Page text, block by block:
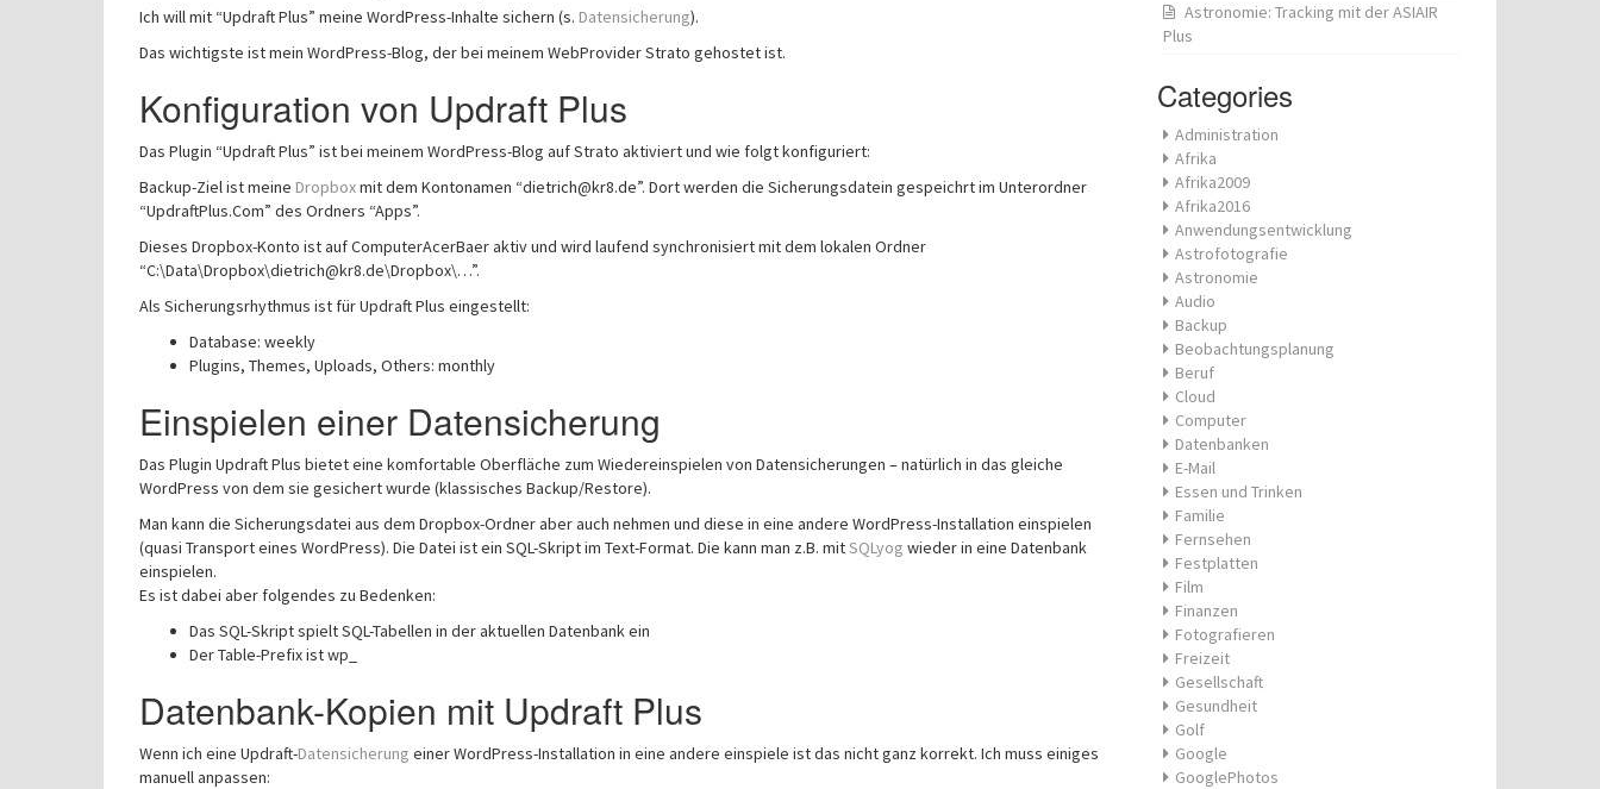
Ich will mit “Updraft Plus” meine WordPress-Inhalte sichern (s. Datensicherung).
Das wichtigste ist mein WordPress-Blog, der bei meinem WebProvider Strato gehostet ist.
Konfiguration von Updraft Plus
Das Plugin “Updraft Plus” ist bei meinem WordPress-Blog auf Strato aktiviert und wie folgt konfiguriert:
Backup-Ziel ist meine Dropboxmit dem Kontonamen “dietrich@kr8.de”. Dort werden die Sicherungsdatein gespeichrt im Unterordner
“UpdraftPlus.Com” des Ordners “Apps”.
Dieses Dropbox-Konto ist auf ComputerAcerBaer aktiv und wird laufend synchronisiert mit dem lokalen Ordner
“C:\Data\Dropbox\dietrich@kr8.de\Dropbox\…”.
Als Sicherungsrhythmus ist für Updraft Plus eingestellt:
Database: weekly
Plugins, Themes, Uploads, Others: monthly
Einspielen einer Datensicherung
Das Plugin Updraft Plus bietet eine komfortable Oberfläche zum Wiedereinspielen von Datensicherungen – natürlich in das gleiche
WordPress von dem sie gesichert wurde (klassisches Backup/Restore).
Man kann die Sicherungsdatei aus dem Dropbox-Ordner aber auch nehmen und diese in eine andere WordPress-Installation einspielen
(quasi Transport eines WordPress). Die Datei ist ein SQL-Skript im Text-Format. Die kann man z.B. mitSQLyog wieder in eine Datenbank
einspielen.
Es ist dabei aber folgendes zu Bedenken:
Das SQL-Skript spielt SQL-Tabellen in der aktuellen Datenbank ein
Der Table-Prefix ist wp_
Datenbank-Kopien mit Updraft Plus
Wenn ich eine Updraft-Datensicherung einer WordPress-Installation in eine andere einspiele ist das nicht ganz korrekt. Ich muss einiges
manuell anpassen:
Astronomie: Tracking mit der ASIAIR
Plus
Categories
Administration
Afrika
Afrika2009
Afrika2016
Anwendungsentwicklung
Astrofotografie
Astronomie
Audio
Backup
Beobachtungsplanung
Beruf
Cloud
Computer
Datenbanken
E-Mail
Essen und Trinken
Familie
Fernsehen
Festplatten
Film
Finanzen
Fotografieren
Freizeit
Gesellschaft
Gesundheit
Golf
Google
GooglePhotos